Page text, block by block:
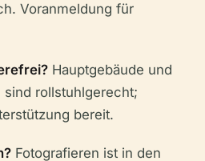
Voranmeldung für
Hauptgebäude und
sind rollstuhlgerecht;
bereit.
Fotografieren ist in den